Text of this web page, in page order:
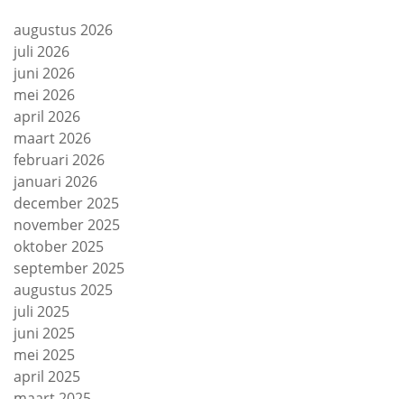
augustus 2026
juli 2026
juni 2026
mei 2026
april 2026
maart 2026
februari 2026
januari 2026
december 2025
november 2025
oktober 2025
september 2025
augustus 2025
juli 2025
juni 2025
mei 2025
april 2025